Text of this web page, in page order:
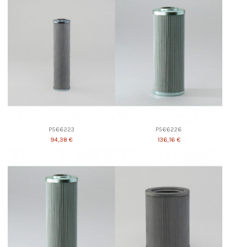
P566223
94,38 €
P566226
136,16 €